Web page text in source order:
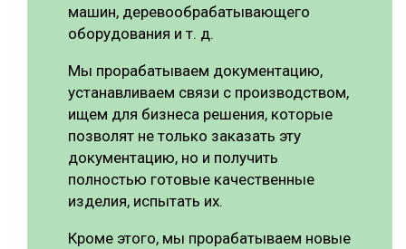
машин, деревообрабатывающего
оборудования и т. д.
Мы прорабатываем документацию,
устанавливаем связи с производством,
ищем для бизнеса решения, которые
позволят не только заказать эту
документацию, но и получить
полностью готовые качественные
изделия, испытать их.
Кроме этого, мы прорабатываем новые